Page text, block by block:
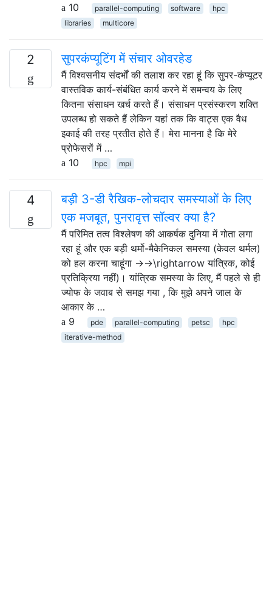
10
parallel-computing software
hpc
libraries
multicore
2 सुपरकंप्यूटिंग में संचार ओवरहेड
मैं विश्वसनीय संदर्भों की तलाश कर रहा हूं कि सुपर-कंप्यूटर
वास्तविक कार्य-संबंधित कार्य करने में समन्वय के लिए
कितना संसाधन खर्च करते हैं। संसाधन प्रसंस्करण शक्ति
उपलब्ध हो सकते हैं लेकिन यहां तक ​​कि वाट्स एक वैध
इकाई की तरह प्रतीत होते हैं। मेरा मानना ​​है कि मेरे
प्रोफेसरों में …
10
hpc mpi
4
बड़ी 3-डी रैखिक-लोचदार समस्याओं के लिए
एक मजबूत, पुनरावृत्त सॉल्वर क्या है?
मैं परिमित तत्व विश्लेषण की आकर्षक दुनिया में गोता लगा
रहा हूं और एक बड़ी थर्मो-मैकेनिकल समस्या (केवल थर्मल)
को हल करना चाहूंगा →→\rightarrow यांत्रिक, कोई
प्रतिक्रिया नहीं)। यांत्रिक समस्या के लिए, मैं पहले से ही
ज्योफ के जवाब से समझ गया , कि मुझे अपने जाल के
आकार के …
9
pde parallel-computing petsc
hpc
iterative-method